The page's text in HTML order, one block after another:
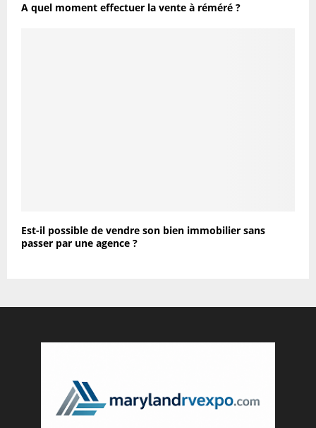
A quel moment effectuer la vente à réméré ?
Est-il possible de vendre son bien immobilier sans
passer par une agence ?